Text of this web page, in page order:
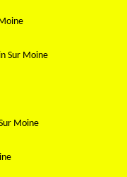
Sur Moine
Moine